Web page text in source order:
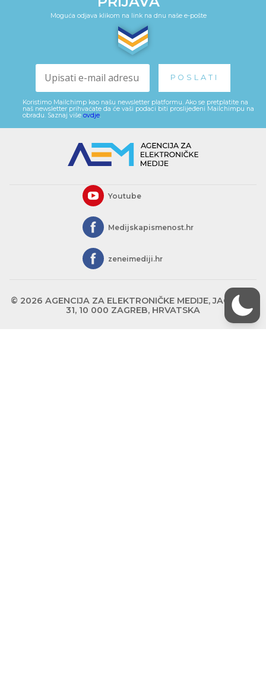
Moguća odjava klikom na link na dnu naše e-pošte
Koristimo Mailchimp kao našu newsletter platformu. Ako se pretplatite na
naš newsletter prihvaćate da će vaši podaci biti proslijeđeni Mailchimpu na
obradu. Saznaj više ovdje.
Youtube
Medijskapismenost.hr
zeneimediji.hr
© 2026 AGENCIJA ZA ELEKTRONIČKE MEDIJE, JAGIĆEVA
31, 10 000 ZAGREB, HRVATSKA